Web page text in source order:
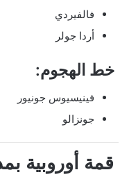
فالفيردي
أردا جولر
خط الهجوم:
فينيسيوس جونيور
جونزالو
قمة أوروبية